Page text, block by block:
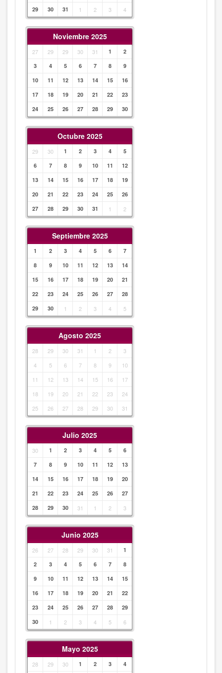
29
30 31 1 2 3 4
Noviembre 2025
27 29 29 30 31 1
2
3
4 5 6 7 8
9
10
11 12 13 14 15
16
17
18 19 20 21 22
23
24
25 26 27 28 29 30
Octubre 2025
29 30 1 2 3 4
5
6
7 8 9 10 11
12
13
14 15 16 17 18
19
20
21 22 23 24 25
26
27
28 29 30 31 1 2
Septiembre 2025
1 2 3 4 5 6
7
8
9 10 11 12 13
14
15
16 17 18 19 20
21
22
23 24 25 26 27
28
29
30 1 2 3 4 5
Agosto 2025
28 29 30 31 1 2
3
4
5 6 7 8 9
10
11
12 13 14 15 16
17
18
19 20 21 22 23
24
25
26 27 28 29 30 31
Julio 2025
30 1 2 3 4 5
6
7
8 9 10 11 12
13
14
15 16 17 18 19
20
21
22 23 24 25 26
27
28
29 30 31 1 2 3
Junio 2025
26 27 28 29 30 31
1
2
3 4 5 6 7
8
9
10 11 12 13 14
15
16
17 18 19 20 21
22
23
24 25 26 27 28
29
30
1 2 3 4 5 6
Mayo 2025
28 29 30 1 2 3 4